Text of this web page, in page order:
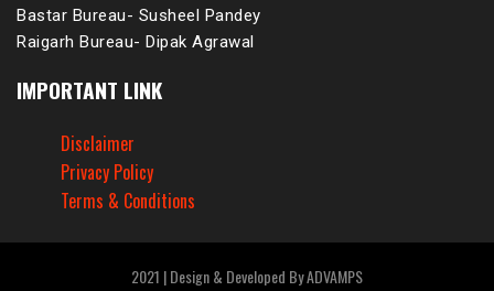
Bastar Bureau- Susheel Pandey
Raigarh Bureau- Dipak Agrawal
IMPORTANT LINK
Disclaimer
Privacy Policy
Terms & Conditions
2021 | Design & Developed By ADVAMPS